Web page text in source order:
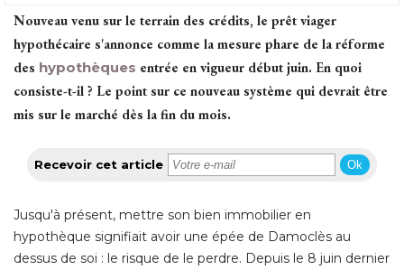
Nouveau venu sur le terrain des crédits, le prêt viager
hypothécaire s'annonce comme la mesure phare de la réforme
des hypothèques entrée en vigueur début juin. En quoi
consiste-t-il ? Le point sur ce nouveau système qui devrait être
mis sur le marché dès la fin du mois.
Recevoir cet article Ok
Jusqu'à présent, mettre son bien immobilier en
hypothèque signifiait avoir une épée de Damoclès au
dessus de soi : le risque de le perdre. Depuis le 8 juin dernier